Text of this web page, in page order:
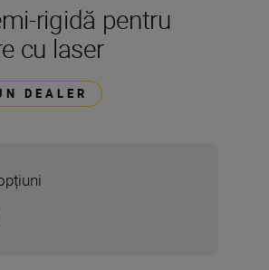
rigidă pentru
cu laser
DEALER